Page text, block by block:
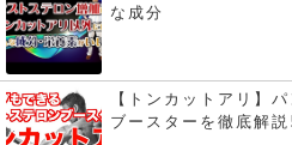
な成分
【トンカットアリ】
ブースターを徹底解